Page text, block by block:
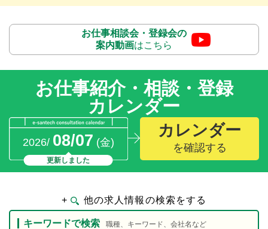
お仕事相談会・登録会の
案内動画はこちら
お仕事紹介・相談・登録
カレンダー
2026/ 08/07 (金)
更新しました
カレンダー
を確認する
+ 他の求人情報の検索をする
キーワードで検索 職種、キーワード、会社名など